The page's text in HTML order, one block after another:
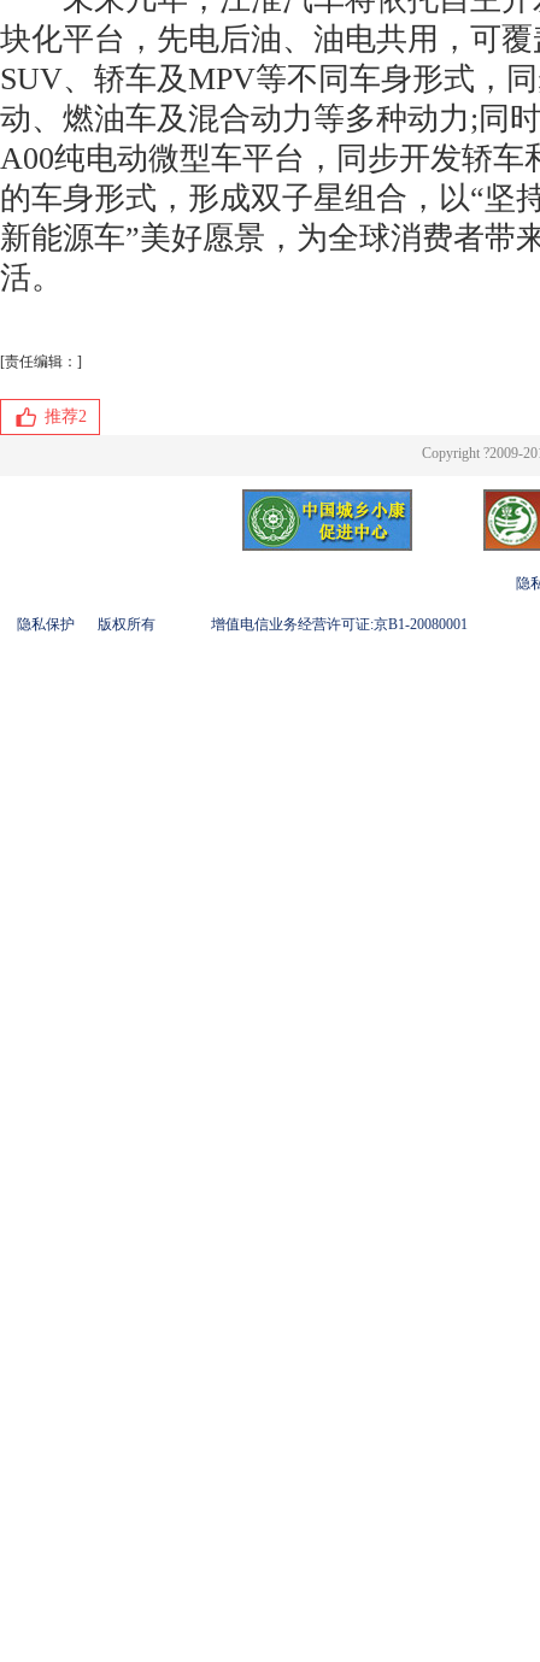
块化平台，先电后油、油电共用，可
SUV、轿车及MPV等不同车身形式，
动、燃油车及混合动力等多种动力;同
A00纯电动微型车平台，同步开发轿车
的车身形式，形成双子星组合，以“坚
新能源车”美好愿景，为全球消费者带
活。
[责任编辑：]
推荐2
Copyright ?2009-
隐
隐私保护 版权所有 增值电信业务经营许可证:京B1-20080001